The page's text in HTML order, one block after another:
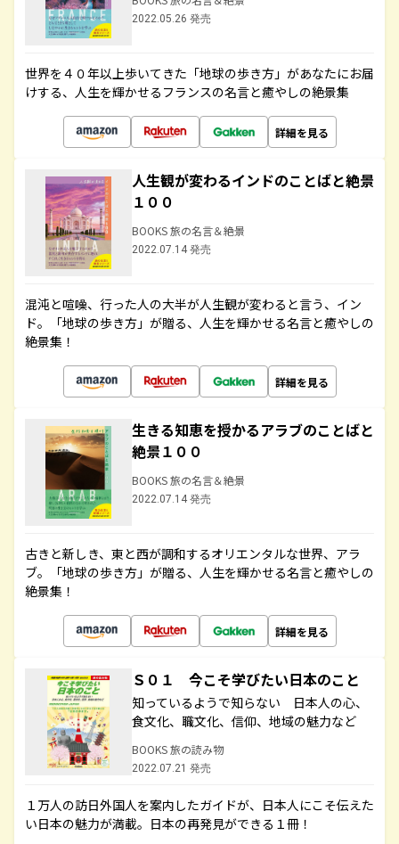
2022.05.26 発売
世界を４０年以上歩いてきた「地球の歩き方」があなたにお届
けする、人生を輝かせるフランスの名言と癒やしの絶景集
詳細を見る
人生観が変わるインドのことばと絶景
１００
BOOKS 旅の名言＆絶景
2022.07.14 発売
混沌と喧噪、行った人の大半が人生観が変わると言う、イン
ド。「地球の歩き方」が贈る、人生を輝かせる名言と癒やしの
絶景集！
詳細を見る
生きる知恵を授かるアラブのことばと
絶景１００
BOOKS 旅の名言＆絶景
2022.07.14 発売
古きと新しき、東と西が調和するオリエンタルな世界、アラ
ブ。「地球の歩き方」が贈る、人生を輝かせる名言と癒やしの
絶景集！
詳細を見る
Ｓ０１ 今こそ学びたい日本のこと
知っているようで知らない 日本人の心、
食文化、職文化、信仰、地域の魅力など
BOOKS 旅の読み物
2022.07.21 発売
１万人の訪日外国人を案内したガイドが、日本人にこそ伝えた
い日本の魅力が満載。日本の再発見ができる１冊！